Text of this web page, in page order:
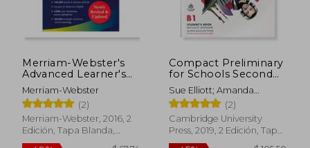
Merriam-Webster's
Advanced Learner's
English Dictionary,
new Edition, 2017
Copyright, (Trade
Paperback) (en
Inglés)
Merriam-Webster
(2)
Merriam-Webster, 2016, 2
Edición, Tapa Blanda,
Nuevo
Compact Preliminary
for Schools Second
Edition. Student's
Book Without
Answers With Online
Practice (en Inglés)
Sue Elliott; Amanda
Thomas
(2)
Cambridge University
Press, 2019, 2 Edición, Tapa
Blanda, Nuevo